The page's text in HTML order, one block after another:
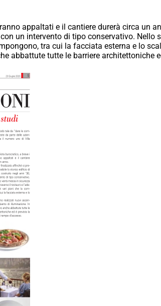
appaltati e il cantiere durerà circa un
un intervento di tipo conservativo.
tra cui la facciata esterna e lo
abbattute tutte le barriere architettoniche